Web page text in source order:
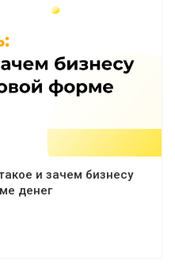
и зачем бизнесу
денег